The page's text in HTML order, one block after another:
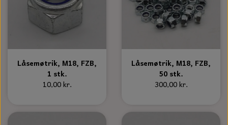
Låsemøtrik, M18, FZB,
1 stk.
10,00 kr.
Låsemøtrik, M18, FZB,
50 stk.
300,00 kr.